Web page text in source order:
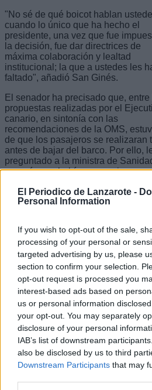
El Periodico de Lanzarote -
Personal Information
If you wish to opt-out of the sale,
processing of your personal or
targeted advertising by us, please
section to confirm your selection.
opt-out request is processed you
interest-based ads based on
us or personal information
your opt-out. You may separately
disclosure of your personal
IAB’s list of downstream
also be disclosed by us to third
Downstream Participants that may
"No sé de qué boicot hablan
cuando lo único que ha hecho el
presidente, una vez que fue
la decisión, fue dar directrices de
máxima colaboración y lealtad
institucional; la que a ustedes les
faltado", añadió San Ginés.
El senador ha precisado que, entre
propuestas realizadas por el
canario, en sintonía con las
recomendaciones de la OMS,
de que los pasajeros se realizaran
antes de bajar del barco. Por ello,
preguntado a la ministra de
conocía que había un pasajero
lo supiera, pero aún peor que lo
hubiesen ocultado". Igualmente, le
durante la escala del barco en
Verde o antes de que
en Tenerife.
San Ginés ha criticado que la
afirmase en su respuesta que no se
podían hacer dichos test en Cabo
Verde a sabiendas de que algunos
hicieron y además le ha recordado
tanto ese país, con un laboratorio
financiado por el Cabildo de
como Canarias, con su Instituto
Universitario de Enfermedades